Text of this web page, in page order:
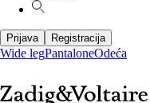
Prijava Registracija
Wide legPantaloneOdeća